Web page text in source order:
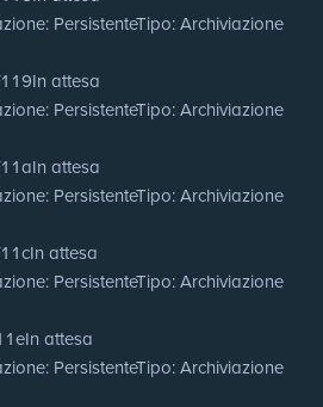
: PersistenteTipo: Archiviazione
In attesa
: PersistenteTipo: Archiviazione
In attesa
: PersistenteTipo: Archiviazione
In attesa
: PersistenteTipo: Archiviazione
In attesa
: PersistenteTipo: Archiviazione